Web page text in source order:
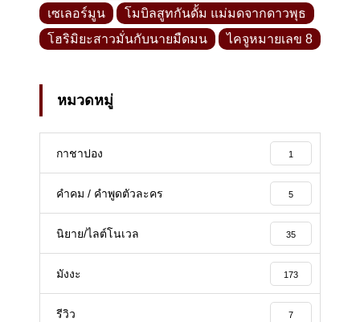
เซเลอร์มูน
โมบิลสูทกันดั้ม แม่มดจากดาวพุธ
โฮริมิยะสาวมั่นกับนายมืดมน
ไคจูหมายเลข 8
หมวดหมู่
กาชาปอง 1
คำคม / คำพูดตัวละคร 5
นิยาย/ไลต์โนเวล 35
มังงะ 173
รีวิว 7